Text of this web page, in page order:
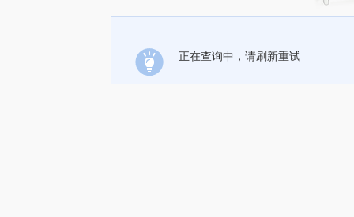
正在查询中，请刷新重试